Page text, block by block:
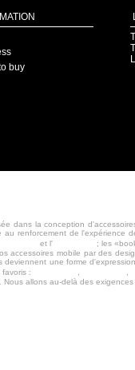
buy
dans la conception
renforcement de
5s et l'iPhone 5c
; les
accessoires mobile par des
une forme
:
allons au-delà des